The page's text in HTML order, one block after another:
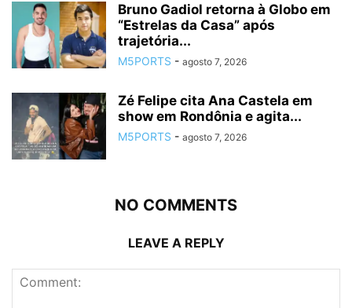
Bruno Gadiol retorna à Globo em
“Estrelas da Casa” após
trajetória...
M5PORTS - agosto 7, 2026
Zé Felipe cita Ana Castela em
show em Rondônia e agita...
M5PORTS - agosto 7, 2026
NO COMMENTS
LEAVE A REPLY